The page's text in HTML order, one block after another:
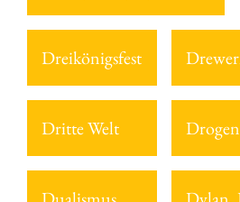
Dreikönigsfest
Dritte Welt Drogen